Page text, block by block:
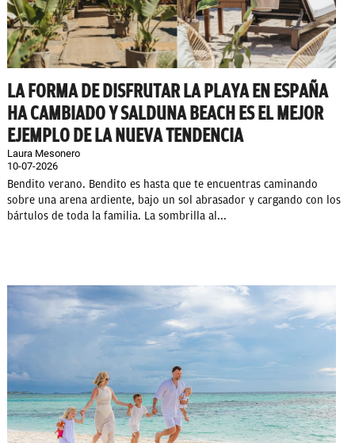
LA FORMA DE DISFRUTAR LA PLAYA EN ESPAÑA
HA CAMBIADO Y SALDUNA BEACH ES EL MEJOR
EJEMPLO DE LA NUEVA TENDENCIA
Laura Mesonero
10-07-2026
Bendito verano. Bendito es hasta que te encuentras caminando
sobre una arena ardiente, bajo un sol abrasador y cargando con los
bártulos de toda la familia. La sombrilla al...